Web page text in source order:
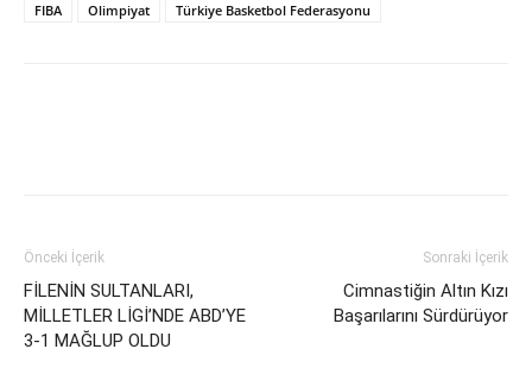
FIBA
Olimpiyat Türkiye Basketbol Federasyonu
Önceki İçerik
FİLENİN SULTANLARI,
MİLLETLER LİGİ’NDE ABD’YE
3-1 MAĞLUP OLDU
Sonraki İçerik
Cimnastiğin Altın Kızı
Başarılarını Sürdürüyor